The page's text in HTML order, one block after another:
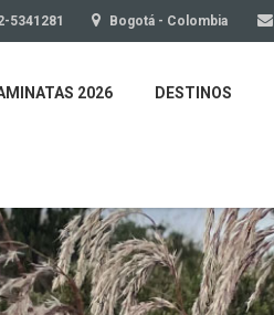
5341281 Bogotá - Colombia
2026 DESTINOS